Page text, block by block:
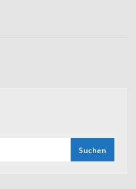
Suchen